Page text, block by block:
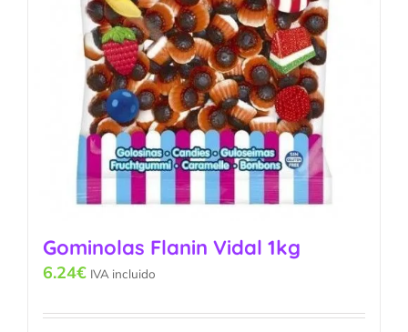
Gominolas Flanin Vidal 1kg
6.24€ IVA incluido